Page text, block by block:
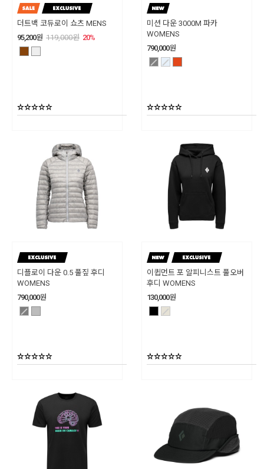
더트백 코듀로이 쇼츠 MENS
95,200원 119,000원 20%
미션 다운 3000M 파카
WOMENS
790,000원
디플로이 다운 0.5 풀짚 후디
WOMENS
790,000원
이큅먼트 포 알피니스트 풀오버
후디 WOMENS
130,000원